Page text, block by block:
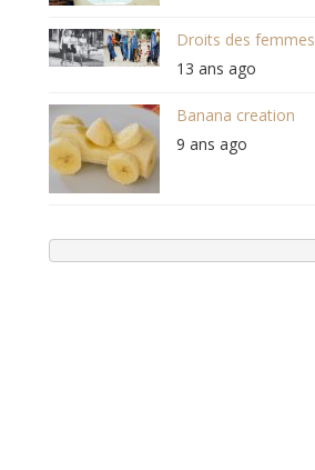
Droits des femmes
13 ans ago
Banana creation
9 ans ago